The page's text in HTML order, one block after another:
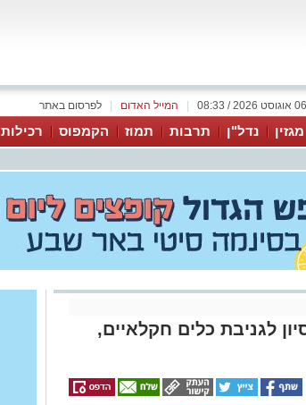
לפרסום באתר המייל האדום 06 אוגוסט 2026 / 08:33
מגזין נדל"ן תרבות תמוז הקמפוס רכילות
לגניבת כלים חקלאיים,